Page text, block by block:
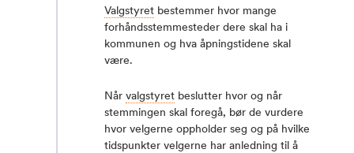
Valgstyret bestemmer hvor mange
forhåndsstemmesteder dere skal ha i
kommunen og hva åpningstidene skal
være.
Når valgstyret beslutter hvor og når
stemmingen skal foregå, bør de vurdere
hvor velgerne oppholder seg og på hvilke
tidspunkter velgerne har anledning til å